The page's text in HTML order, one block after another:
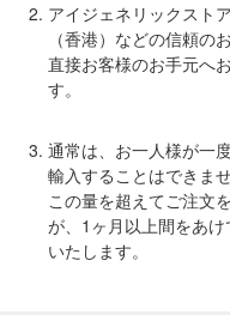
アイジェネリックスト
（香港）などの信頼の
直接お客様のお手元へ
す。
通常は、お一人様が一
輸入することはできませ
この量を超えてご注文
が、1ヶ月以上間をあ
いたします。